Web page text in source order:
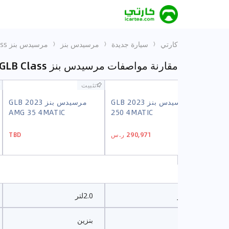
كارتي سيارة جديدة مرسيدس بنز مرسيدس بنز GLB Class
مقارنة مواصفات مرسيدس بنز GLB Class حسب الفئات
مرسيدس بنز GLB 2023
250 4MATIC
290,971 ر.س
تثبيت
مرسيدس بنز GLB 2023
AMG 35 4MATIC
TBD
مرسيدس بنز GLB 2023
مرسيدس بنز GLB 2023
2.0لتر
بنزين